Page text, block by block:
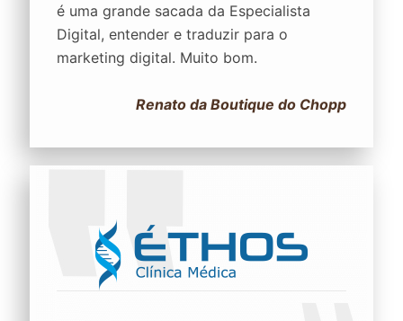
é uma grande sacada da Especialista
Digital, entender e traduzir para o
marketing digital. Muito bom.
Renato da Boutique do Chopp